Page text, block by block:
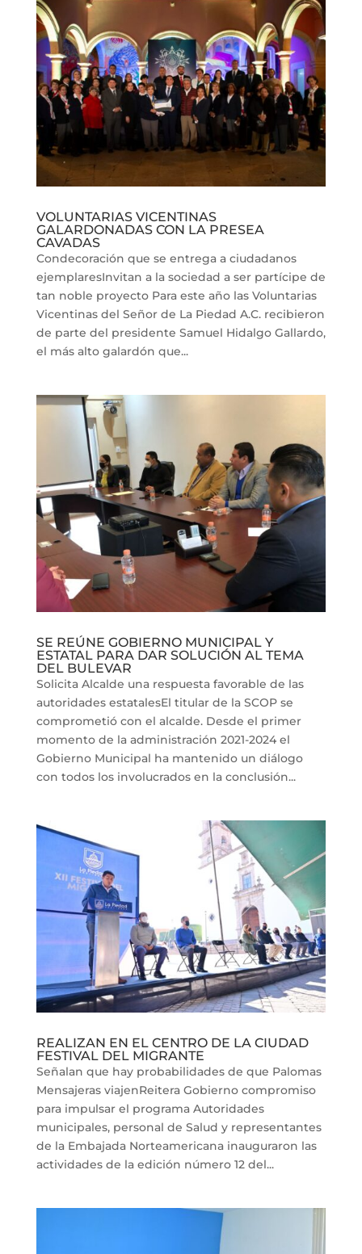
VOLUNTARIAS VICENTINAS
GALARDONADAS CON LA PRESEA
CAVADAS
Condecoración que se entrega a ciudadanos
ejemplaresInvitan a la sociedad a ser partícipe de
tan noble proyecto Para este año las Voluntarias
Vicentinas del Señor de La Piedad A.C. recibieron
de parte del presidente Samuel Hidalgo Gallardo,
el más alto galardón que...
SE REÚNE GOBIERNO MUNICIPAL Y
ESTATAL PARA DAR SOLUCIÓN AL TEMA
DEL BULEVAR
Solicita Alcalde una respuesta favorable de las
autoridades estatalesEl titular de la SCOP se
comprometió con el alcalde. Desde el primer
momento de la administración 2021-2024 el
Gobierno Municipal ha mantenido un diálogo
con todos los involucrados en la conclusión...
REALIZAN EN EL CENTRO DE LA CIUDAD
FESTIVAL DEL MIGRANTE
Señalan que hay probabilidades de que Palomas
Mensajeras viajenReitera Gobierno compromiso
para impulsar el programa Autoridades
municipales, personal de Salud y representantes
de la Embajada Norteamericana inauguraron las
actividades de la edición número 12 del...